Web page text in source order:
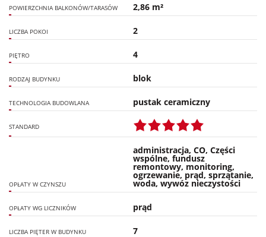
POWIERZCHNIA BALKONÓW/TARASÓW 2,86 m²
LICZBA POKOI 2
PIĘTRO 4
RODZAJ BUDYNKU blok
TECHNOLOGIA BUDOWLANA pustak ceramiczny
STANDARD
OPŁATY W CZYNSZU
administracja, CO, Części
wspólne, fundusz
remontowy, monitoring,
ogrzewanie, prąd, sprzątanie,
woda, wywóz nieczystości
OPŁATY WG LICZNIKÓW prąd
LICZBA PIĘTER W BUDYNKU 7